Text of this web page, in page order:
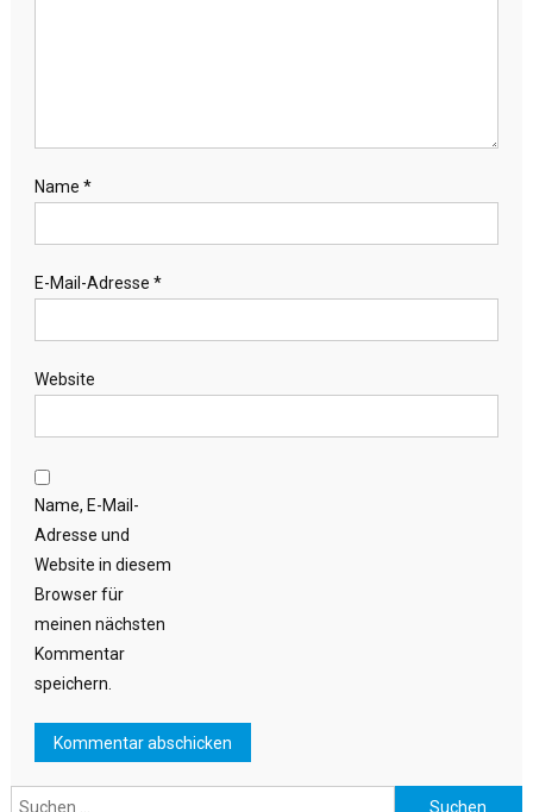
Name *
E-Mail-Adresse *
Website
Name, E-Mail-
Adresse und
Website in diesem
Browser für
meinen nächsten
Kommentar
speichern.
Suchen nach: